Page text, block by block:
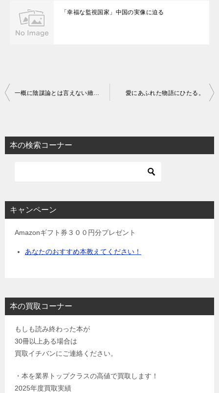
「幸福な監視国家」中国の実像に迫る
投
ビ
ゲ
ョ
ン
一概に陰謀論とは言えない緻密な調査ノンフィクション 愛にあふれた物語にひたる。
本の検索コーナー
キャンペーン
Amazonギフト券３００円分プレゼント
あなたのおすすめ本教えてください！
本の買取コーナー
もしも読み終わった本が
30冊以上ある場合は
買取イチバンにご連絡ください。
・本を業界トップクラスの高値で買取します！
2025年度買取実績